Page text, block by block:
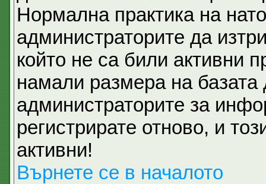
Нормална практика на
администраторите да
който не са били активни
намали размера на
администраторите за
регистрирате отново, и
активни!
Върнете се в началото